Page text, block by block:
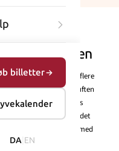
billetter
DA EN
selv om der findes flere
kan have været i luften
Officielt betragtes
anerkendes som det
blev gennemført med